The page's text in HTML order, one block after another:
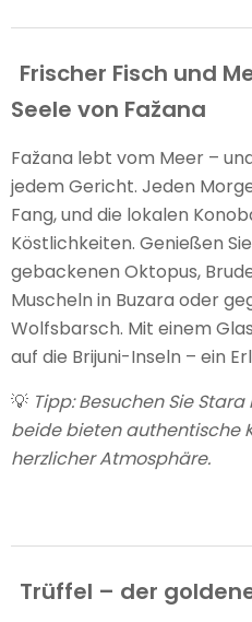
Frischer Fisch und
Seele von Fažana
Fažana lebt vom Meer –
jedem Gericht. Jeden
Fang, und die lokalen
Köstlichkeiten. Genießen
gebackenen Oktopus,
Muscheln in Buzara oder
Wolfsbarsch. Mit einem
auf die Brijuni-Inseln – ein
💡 Tipp: Besuchen Sie
beide bieten authentische
herzlicher Atmosphäre.
Trüffel – der